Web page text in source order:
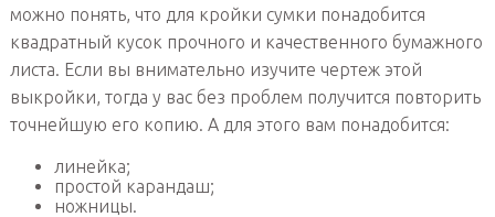
можно понять, что для кройки сумки понадобится
квадратный кусок прочного и качественного бумажного
листа. Если вы внимательно изучите чертеж этой
выкройки, тогда у вас без проблем получится повторить
точнейшую его копию. А для этого вам понадобится:
линейка;
простой карандаш;
ножницы.